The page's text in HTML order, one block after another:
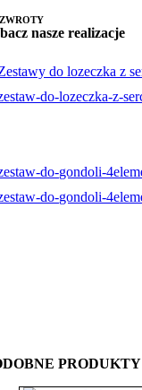
nasze realizacje
PRODUKTY